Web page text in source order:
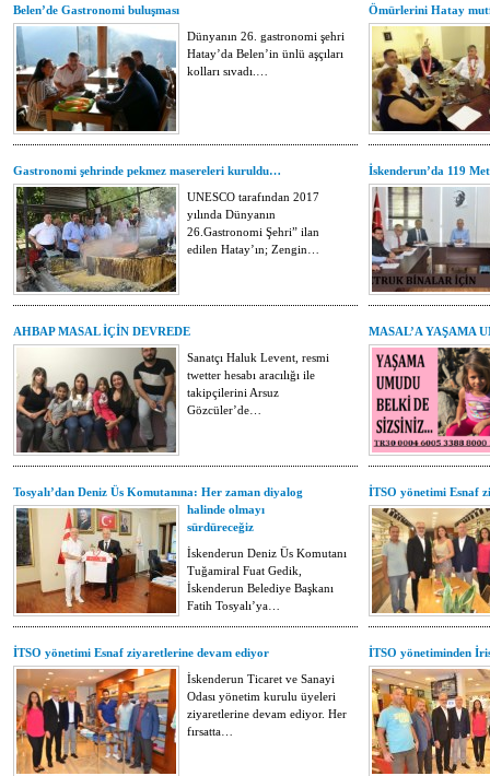
Belen’de Gastronomi buluşması
Dünyanın 26. gastronomi şehri
Hatay’da Belen’in ünlü aşçıları
kolları sıvadı.…
Ömürlerini Hatay
Gastronomi şehrinde pekmez masereleri kuruldu…
UNESCO tarafından 2017
yılında Dünyanın
26.Gastronomi Şehri” ilan
edilen Hatay’ın; Zengin…
İskenderun’da 119
AHBAP MASAL İÇİN DEVREDE
Sanatçı Haluk Levent, resmi
twetter hesabı aracılığı ile
takipçilerini Arsuz
Gözcüler’de…
MASAL’A YAŞAMA
Tosyalı’dan Deniz Üs Komutanına: Her zaman diyalog
halinde olmayı
sürdüreceğiz
İskenderun Deniz Üs Komutanı
Tuğamiral Fuat Gedik,
İskenderun Belediye Başkanı
Fatih Tosyalı’ya…
İTSO yönetimi Esnaf
İTSO yönetimi Esnaf ziyaretlerine devam ediyor
İskenderun Ticaret ve Sanayi
Odası yönetim kurulu üyeleri
ziyaretlerine devam ediyor. Her
fırsatta…
İTSO yönetiminden